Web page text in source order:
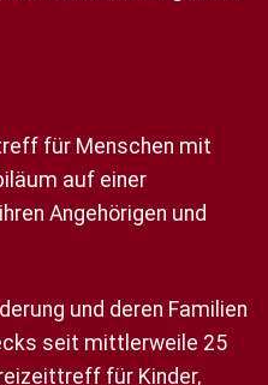
für Menschen mit
auf einer
Angehörigen und
und deren Familien
seit mittlerweile 25
für Kinder,